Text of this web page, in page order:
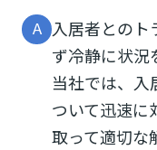
クレーム対応
入居者からの
に対応し、そ
報告いたします
入居者とのト
ず冷静に状況
当社では、入
ついて迅速に
取って適切な